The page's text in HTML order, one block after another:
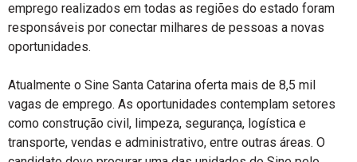
emprego realizados em todas as regiões do estado foram
responsáveis por conectar milhares de pessoas a novas
oportunidades.
Atualmente o Sine Santa Catarina oferta mais de 8,5 mil
vagas de emprego. As oportunidades contemplam setores
como construção civil, limpeza, segurança, logística e
transporte, vendas e administrativo, entre outras áreas. O